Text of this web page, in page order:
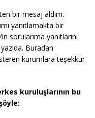
bir mesaj aldım.
yanıtlamakta bir
sorularıma yanıtlarını
Buradan
kurumlara teşekkür
kuruluşlarının bu